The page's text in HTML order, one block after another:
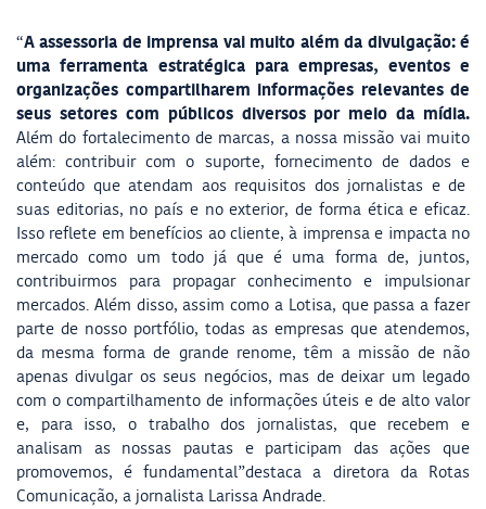
“A assessoria de imprensa vai muito além da divulgação: é
uma ferramenta estratégica para empresas, eventos e
organizações compartilharem informações relevantes de
seus setores com públicos diversos por meio da mídia.
Além do fortalecimento de marcas, a nossa missão vai muito
além: contribuir com o suporte, fornecimento de dados e
conteúdo que atendam aos requisitos dos jornalistas e de
suas editorias, no país e no exterior, de forma ética e eficaz.
Isso reflete em benefícios ao cliente, à imprensa e impacta no
mercado como um todo já que é uma forma de, juntos,
contribuirmos para propagar conhecimento e impulsionar
mercados. Além disso, assim como a Lotisa, que passa a fazer
parte de nosso portfólio, todas as empresas que atendemos,
da mesma forma de grande renome, têm a missão de não
apenas divulgar os seus negócios, mas de deixar um legado
com o compartilhamento de informações úteis e de alto valor
e, para isso, o trabalho dos jornalistas, que recebem e
analisam as nossas pautas e participam das ações que
promovemos, é fundamental”destaca a diretora da Rotas
Comunicação, a jornalista Larissa Andrade.